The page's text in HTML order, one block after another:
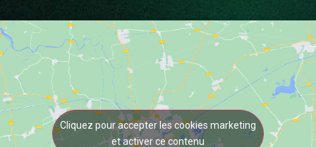
Cliquez pour accepter les cookies marketing
et activer ce contenu